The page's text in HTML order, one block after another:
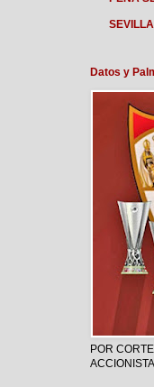
Datos y
POR